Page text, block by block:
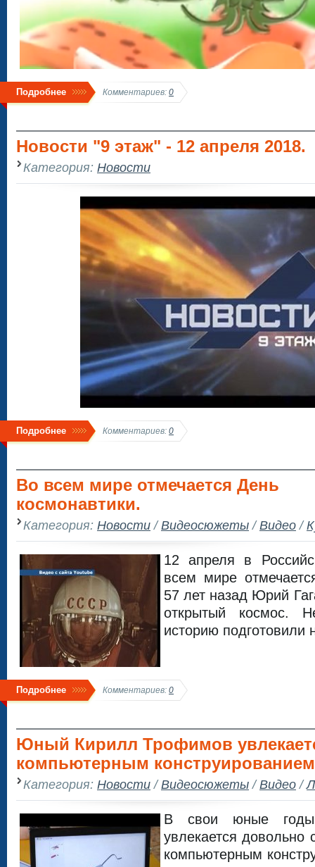
Подробнее Комментариев: 0
Новости "9 этаж" - 12 апреля 2018.
Категория: Новости
Подробнее Комментариев: 0
Во всем мире отмечается День
космонавтики.
Категория: Новости/Видеосюжеты/Видео/
12 апреля в
всем мире
57 лет назад Юрий
открытый космос.
историю подготовили
Подробнее Комментариев: 0
Юный Кирилл Трофимов
компьютерным
Категория: Новости/Видеосюжеты/Видео/
В свои юные
увлекается довольно
компьютерным